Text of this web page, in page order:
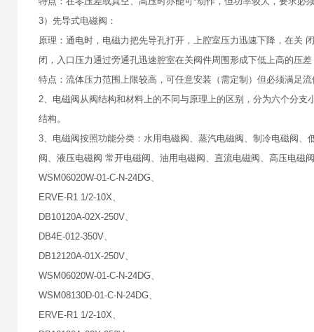
3）先导式电磁阀：
原理：通电时，电磁力把先导孔打开，上腔室压力迅速下降，在关
闭，入口压力通过旁通孔迅速腔室在关阀件周围形成下低上高的压
特点：流体压力范围上限较高，可任意安装（需定制）但必须满足
2、电磁阀从阀结构和材料上的不同与原理上的区别，分为六个分
结构。
3、电磁阀按照功能分类：水用电磁阀、蒸汽电磁阀、制冷电磁阀
阀、液压电磁阀 常开电磁阀、油用电磁阀、直流电磁阀、高压电磁
WSM06020W-01-C-N-24DG、
ERVE-R1 1/2-10X、
DB10120A-02X-250V、
DB4E-012-350V、
DB12120A-01X-250V、
WSM06020W-01-C-N-24DG、
WSM08130D-01-C-N-24DG、
ERVE-R1 1/2-10X、